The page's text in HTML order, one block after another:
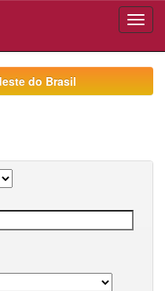
do Brasil